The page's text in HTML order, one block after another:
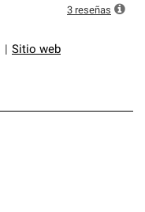
Sitio web
3 reseñas